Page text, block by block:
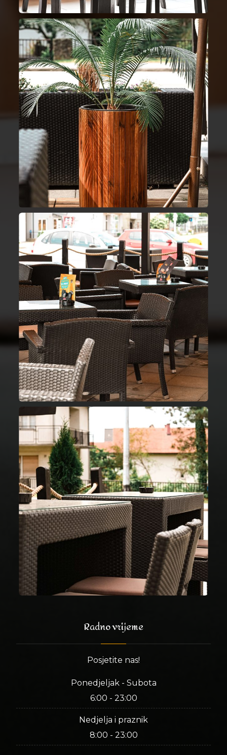
Radno vrijeme
Posjetite nas!
Ponedjeljak - Subota
6:00 - 23:00
Nedjelja i praznik
8:00 - 23:00